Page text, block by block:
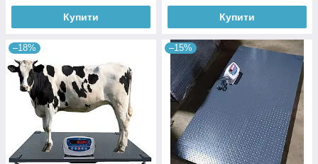
Купити Купити
–18% –15%